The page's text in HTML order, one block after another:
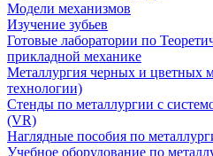
Модели механизмов
Изучение зубьев
Готовые лаборатории по
прикладной механике
Металлургия черных и цветных
технологии)
Cтенды по металлургии с
(VR)
Наглядные пособия по
Учебное оборудование по